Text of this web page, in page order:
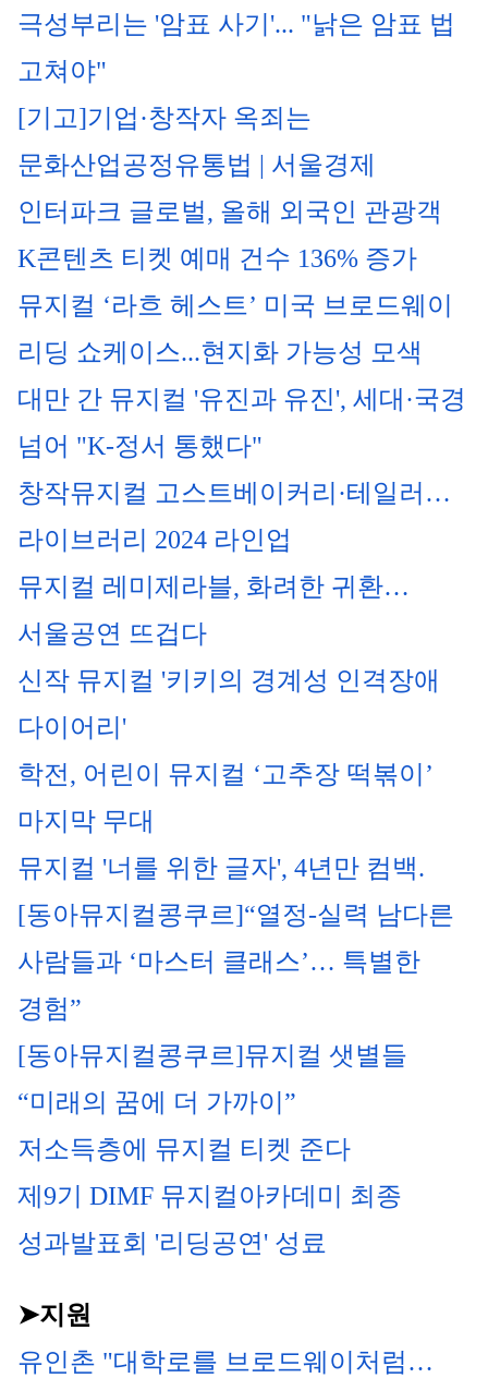
극성부리는 '암표 사기'... "낡은 암표 법
고쳐야"
[기고]기업·창작자 옥죄는
문화산업공정유통법 | 서울경제
인터파크 글로벌, 올해 외국인 관광객
K콘텐츠 티켓 예매 건수 136% 증가
뮤지컬 ‘라흐 헤스트’ 미국 브로드웨이
리딩 쇼케이스...현지화 가능성 모색
대만 간 뮤지컬 '유진과 유진', 세대·국경
넘어 "K-정서 통했다"
창작뮤지컬 고스트베이커리·테일러…
라이브러리 2024 라인업
뮤지컬 레미제라블, 화려한 귀환…
서울공연 뜨겁다
신작 뮤지컬 '키키의 경계성 인격장애
다이어리'
학전, 어린이 뮤지컬 ‘고추장 떡볶이’
마지막 무대
뮤지컬 '너를 위한 글자', 4년만 컴백.
[동아뮤지컬콩쿠르]“열정-실력 남다른
사람들과 ‘마스터 클래스’… 특별한
경험”
[동아뮤지컬콩쿠르]뮤지컬 샛별들
“미래의 꿈에 더 가까이”
저소득층에 뮤지컬 티켓 준다
제9기 DIMF 뮤지컬아카데미 최종
성과발표회 '리딩공연' 성료
➤지원
유인촌 "대학로를 브로드웨이처럼…